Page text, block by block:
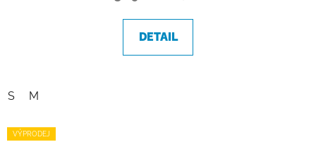
DETAIL
S M
VÝPRODEJ